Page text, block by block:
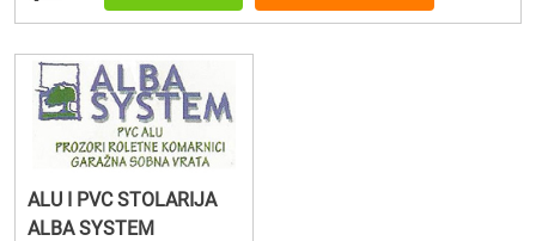
ALU I PVC STOLARIJA
ALBA SYSTEM